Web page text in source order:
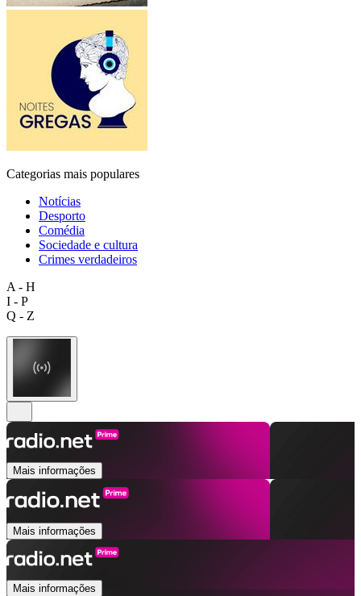
Categorias mais populares
Notícias
Desporto
Comédia
Sociedade e cultura
Crimes verdadeiros
A - H
I - P
Q - Z
Mais informações
Mais informações
Mais informações